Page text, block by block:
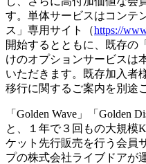
す。単体サービスはコンテ
ス」専用サイト（https://
開始するとともに、既存の
けのオプションサービスは
いただきます。既存加入者
移行に関するご案内を別途
「Golden Wave」「Golden
と、１年で３回もの大規模
ケット先行販売を行う会員
プの株式会社ライブドアが